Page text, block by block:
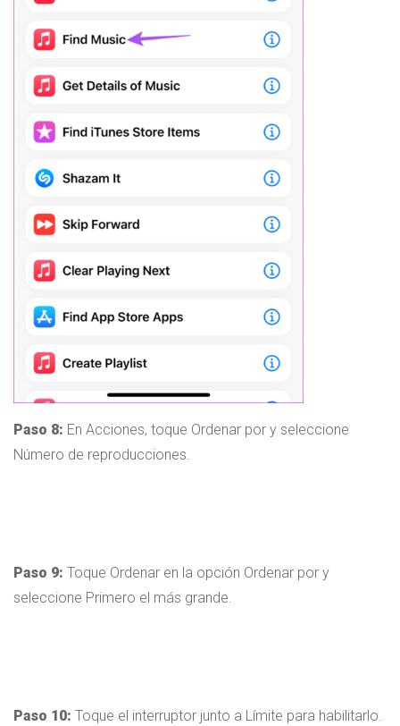
Paso 8: En Acciones, toque Ordenar por y seleccione
Número de reproducciones.
Paso 9: Toque Ordenar en la opción Ordenar por y
seleccione Primero el más grande.
Paso 10: Toque el interruptor junto a Límite para habilitarlo.